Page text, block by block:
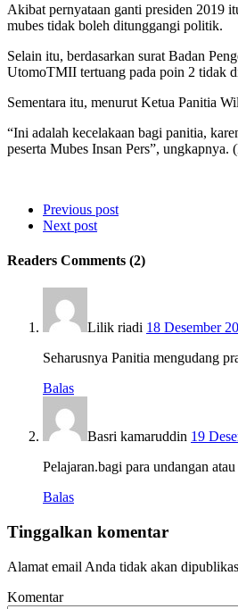
Akibat pernyataan ganti presiden 2019
mubes tidak boleh ditunggangi politik.
Selain itu, berdasarkan surat Badan
UtomoTMII tertuang pada poin 2 tidak
Sementara itu, menurut Ketua Panitia
“Ini adalah kecelakaan bagi panitia,
peserta Mubes Insan Pers”, ungkapnya.
Previous post
Next post
Readers Comments (2)
Lilik riadi 18 Desember
Seharusnya Panitia mengudang
Balas
Basri kamaruddin 19
Pelajaran.bagi para undangan
Balas
Tinggalkan komentar
Alamat email Anda tidak akan
Komentar